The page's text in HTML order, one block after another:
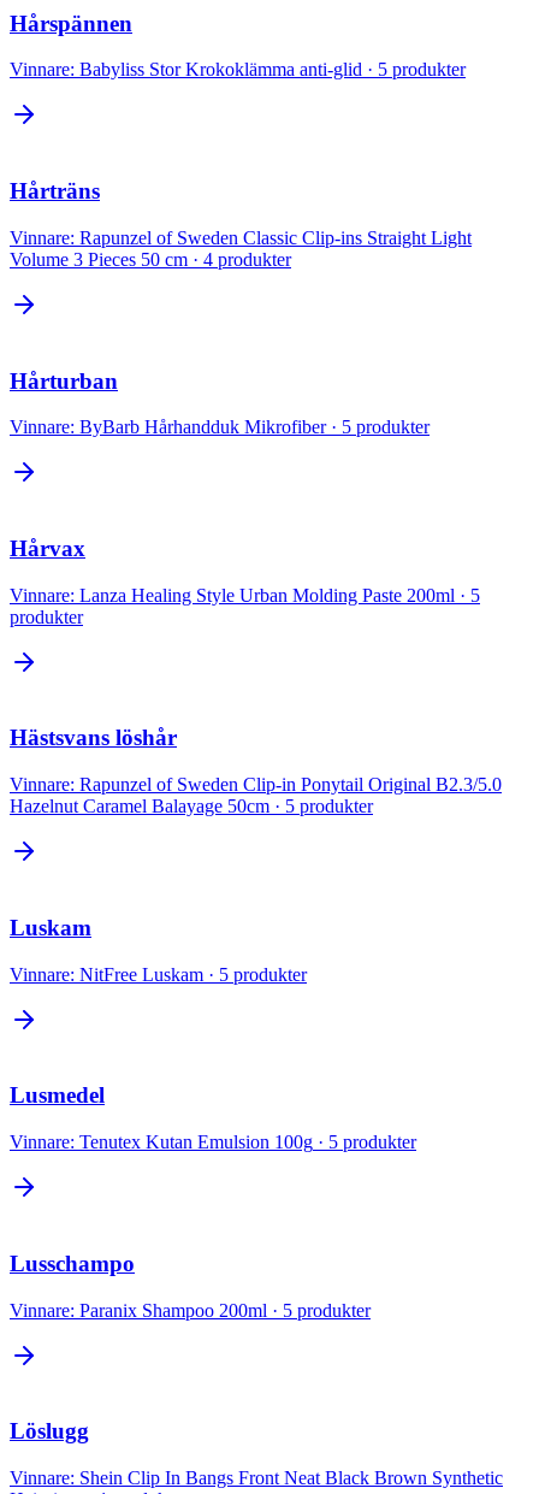
Hårspännen
Vinnare: Babyliss Stor Krokoklämma anti-glid · 5 produkter
Hårträns
Vinnare: Rapunzel of Sweden Classic Clip-ins Straight Light
Volume 3 Pieces 50 cm · 4 produkter
Hårturban
Vinnare: ByBarb Hårhandduk Mikrofiber· 5 produkter
Hårvax
Vinnare: Lanza Healing Style Urban Molding Paste 200ml · 5
produkter
Hästsvans löshår
Vinnare: Rapunzel of Sweden Clip-in Ponytail Original B2.3/5.0
Hazelnut Caramel Balayage 50cm · 5 produkter
Luskam
Vinnare: NitFree Luskam · 5 produkter
Lusmedel
Vinnare: Tenutex Kutan Emulsion 100g · 5 produkter
Lusschampo
Vinnare: Paranix Shampoo 200ml · 5 produkter
Löslugg
Vinnare: Shein Clip In Bangs Front Neat Black Brown Synthetic